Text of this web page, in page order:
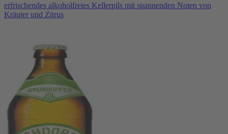
erfrischendes alkoholfreies Kellerpils mit spannenden Noten von
Kräuter und Zitrus